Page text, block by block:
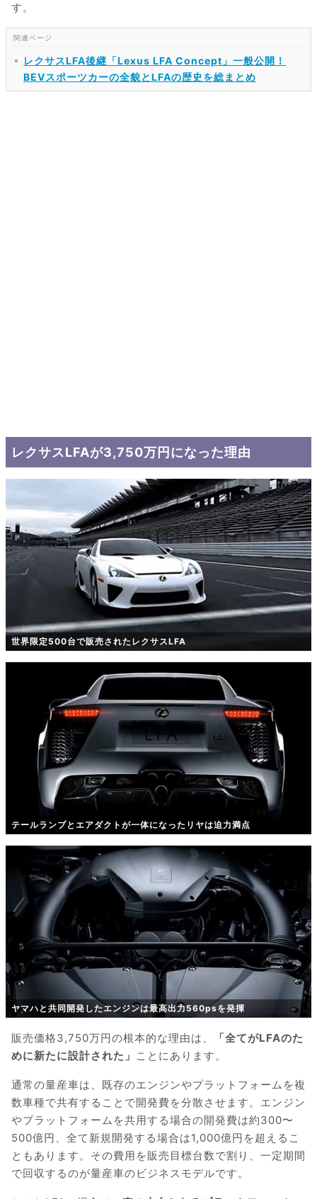
す。
レクサスLFA後継「Lexus LFA Concept」一般公開！
BEVスポーツカーの全貌とLFAの歴史を総まとめ
レクサスLFAが3,750万円になった理由
世界限定500台で販売されたレクサスLFA
テールランプとエアダクトが一体になったリヤは迫力満点
ヤマハと共同開発したエンジンは最高出力560psを発揮
販売価格3,750万円の根本的な理由は、
「全てがLFAのた
めに新たに設計された」 ことにあります。
通常の量産車は、既存のエンジンやプラットフォームを複
数車種で共有することで開発費を分散させます。エンジン
やプラットフォームを共用する場合の開発費は約300〜
500億円、全て新規開発する場合は1,000億円を超えるこ
ともあります。その費用を販売目標台数で割り、一定期間
で回収するのが量産車のビジネスモデルです。